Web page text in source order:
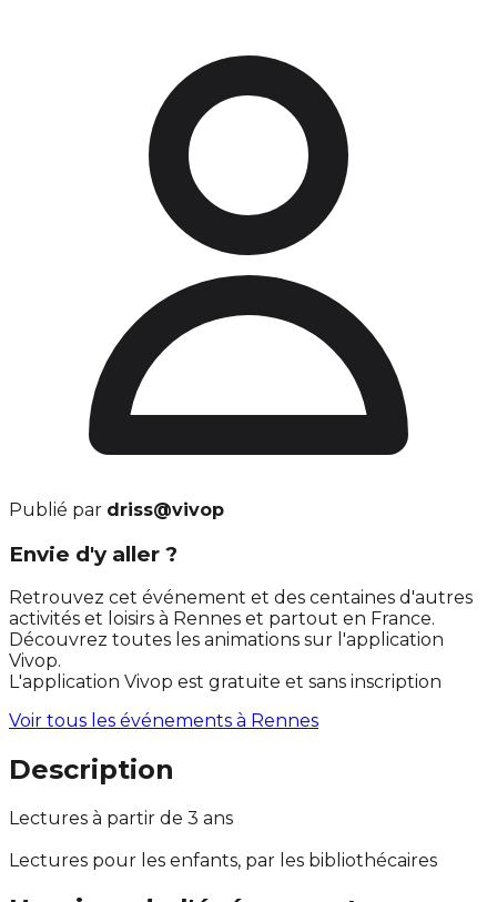
Publié par driss@vivop
Envie d'y aller ?
Retrouvez cet événement et des centaines d'autres
activités et loisirs à Rennes et partout en France.
Découvrez toutes les animations sur l'application
Vivop.
L'application Vivop est gratuite et sans inscription
Voir tous les événements à Rennes
Description
Lectures à partir de 3 ans
Lectures pour les enfants, par les bibliothécaires